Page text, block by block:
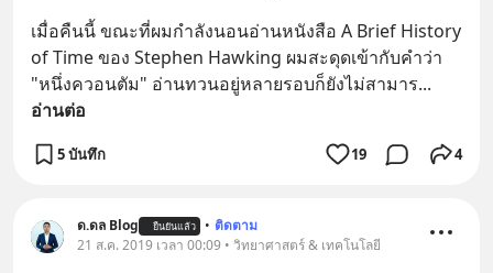
เมื่อคืนนี้ ขณะที่ผมกำลังนอนอ่านหนังสือ A Brief History
of Time ของ Stephen Hawking ผมสะดุดเข้ากับคำว่า
"หนึ่งควอนตัม" อ่านทวนอยู่หลายรอบก็ยังไม่สามาร
อ่านต่อ
5 บันทึก 19 4
ด.ดล Blog ยืนยันแล้ว • ติดตาม
21 ส.ค. 2019 เวลา 00:09 • วิทยาศาสตร์ & เทคโนโลยี